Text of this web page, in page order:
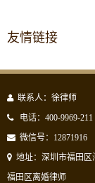
友情链接
联系人：徐律师
电话：400-9969-211
微信号：12871916
地址：深圳市福田区
福田区离婚律师